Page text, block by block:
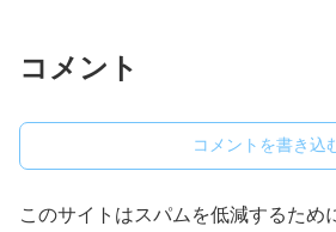
コメント
コメントを書き込
このサイトはスパムを低減するため